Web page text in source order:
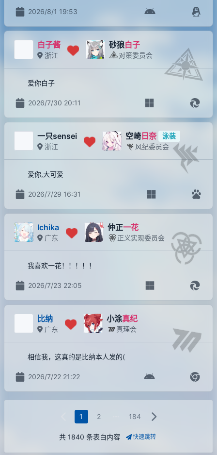
2026/8/1 19:53
白子酱
浙江
砂狼白子
对策委员会
爱你白子
2026/7/30 20:11
一只sensei
浙江
空崎 日奈 泳装
风纪委员会
爱你,大可爱
2026/7/29 16:31
Ichika
广东
仲正一花
正义实现委员会
我喜欢一花！！！！！
2026/7/23 22:05
比纳
广东
小涂真纪
真理会
相信我，这真的是比纳本人发的(
2026/7/22 21:22
1 2 184
共 1840 条表白内容 快速跳转